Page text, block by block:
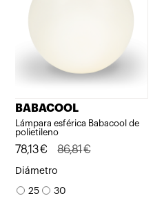
BABACOOL
Lámpara esférica Babacool de
polietileno
86,81€
El
precio
original
78,13€
El
precio
actual
Diámetro
25 30